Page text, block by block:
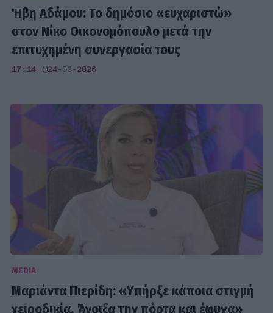
Ήβη Αδάμου: Το δημόσιο «ευχαριστώ»
στον Νίκο Οικονομόπουλο μετά την
επιτυχημένη συνεργασία τους
17:14 @24-03-2026
MEDIA
Μαριάντα Πιερίδη: «Υπήρξε κάποια στιγμή
χειροδικία. Άνοιξα την πόρτα και έφυγα»